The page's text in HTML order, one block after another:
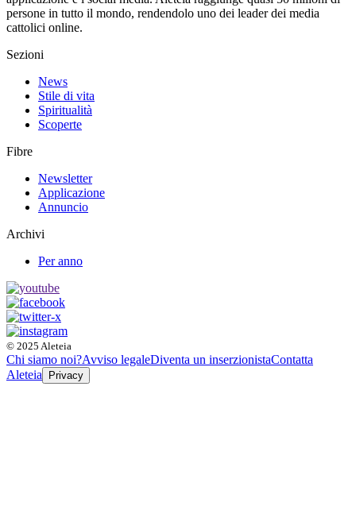
persone in tutto il mondo, rendendolo uno dei leader dei media
cattolici online.
Sezioni
News
Stile di vita
Spiritualità
Scoperte
Fibre
Newsletter
Applicazione
Annuncio
Archivi
Per anno
© 2025 Aleteia
Chi siamo noi?Avviso legaleDiventa un inserzionistaContatta
Aleteia
Privacy